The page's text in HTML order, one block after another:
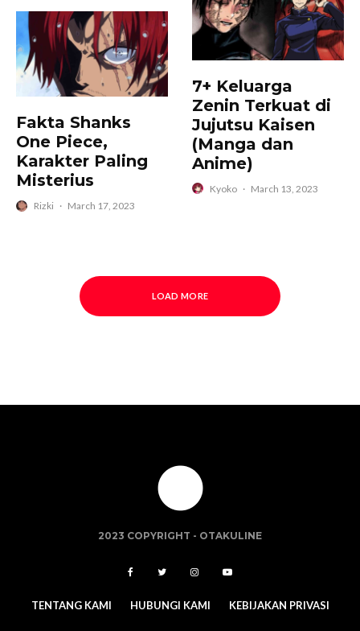
Fakta Shanks
One Piece,
Karakter Paling
Misterius
Rizki · March 17, 2023
7+ Keluarga
Zenin Terkuat di
Jujutsu Kaisen
(Manga dan
Anime)
Kyoko · March 13, 2023
LOAD MORE
2023 COPYRIGHT - OTAKULINE
TENTANG KAMI HUBUNGI KAMI KEBIJAKAN PRIVASI